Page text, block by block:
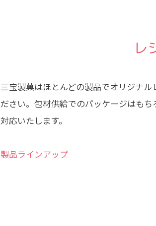
レ
三宝製菓はほとんどの製品でオリジナ
ださい。包材供給でのパッケージはも
対応いたします。
製品ラインアップ